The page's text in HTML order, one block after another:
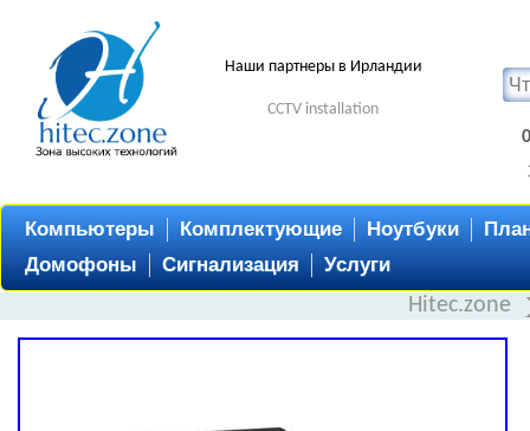
Наши партнеры в Ирландии
CCTV installation
Компьютеры Комплектующие Ноутбуки
Домофоны
Сигнализация Услуги
Hitec.zone